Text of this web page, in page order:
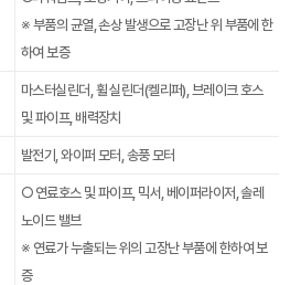
※ 부품의 균열, 손상 발생으로 고장난 위 부품에 한
하여 보증
마스터실린더, 휠 실린더(켈리퍼), 브레이크 호스
및 파이프, 배력장치
발전기, 와이퍼 모터, 송풍 모터
○ 연료호스 및 파이프, 믹서, 베이퍼라이저, 솔레
노이드 밸브
※ 연료가 누출되는 위의 고장난 부품에 한하여 보
증